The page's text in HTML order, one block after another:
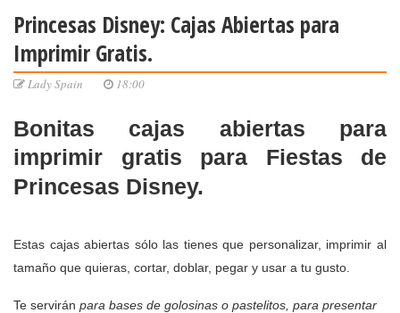
Princesas Disney: Cajas Abiertas para
Imprimir Gratis.
Lady Spain 18:00
Bonitas cajas abiertas para
imprimir gratis para Fiestas de
Princesas Disney.
Estas cajas abiertas sólo las tienes que personalizar, imprimir al
tamaño que quieras, cortar, doblar, pegar y usar a tu gusto.
Te servirán para bases de golosinas o pastelitos, para presentar